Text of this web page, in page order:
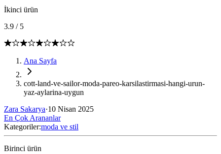
İkinci ürün
3.9 / 5
Ana Sayfa
cott-land-ve-sailor-moda-pareo-karsilastirmasi-hangi-urun-
yaz-aylarina-uygun
Zara Sakarya·10 Nisan 2025
En Çok Arananlar
Kategoriler:moda ve stil
Birinci ürün